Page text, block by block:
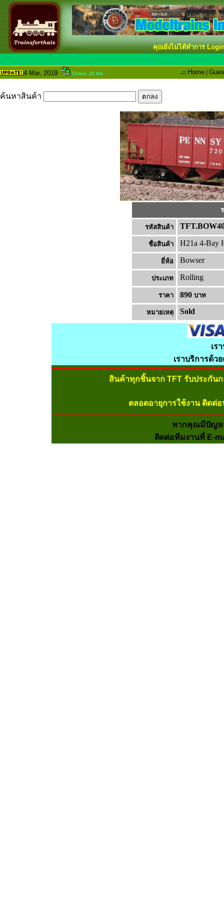
คุณยังไม่ได้ทำการ
4 Mar, 2019 Online 28 คน .:: Home |
ค้นหาสินค้า
รหัสสินค้า
ชื่อสินค้า H21a 4-Bay
ยี่ห้อ Bowser
ประเภท Rolling
ราคา 890 บาท
หมายเหต Sold
เร
เราบริการด้ว
สินค้าทุกชิ้นจาก TFT รับประกัน
ตลอดอายุการใช้งาน ติดต่
หากคุณมีปัญห
ติดต่อทีมงานที่ E-